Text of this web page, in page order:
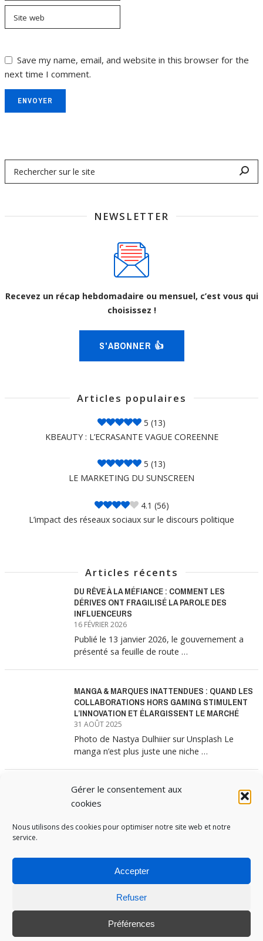
Gérer le consentement aux
cookies
Nous utilisons des cookies pour optimiser notre site web et notre
service.
Accepter
Refuser
Préférences
Site web
Save my name, email, and website in this browser for the
next time I comment.
ENVOYER
NEWSLETTER
Recevez un récap hebdomadaire ou mensuel, c’est vous qui
choisissez !
S'ABONNER 👍
Articles populaires
5 (13)
KBEAUTY : L’ECRASANTE VAGUE COREENNE
5 (13)
LE MARKETING DU SUNSCREEN
4.1 (56)
L’impact des réseaux sociaux sur le discours politique
Articles récents
DU RÊVE À LA MÉFIANCE : COMMENT LES
DÉRIVES ONT FRAGILISÉ LA PAROLE DES
INFLUENCEURS
16 FÉVRIER 2026
Publié le 13 janvier 2026, le gouvernement a
présenté sa feuille de route …
MANGA & MARQUES INATTENDUES : QUAND LES
COLLABORATIONS HORS GAMING STIMULENT
L’INNOVATION ET ÉLARGISSENT LE MARCHÉ
31 AOÛT 2025
Photo de Nastya Dulhiier sur Unsplash Le
manga n’est plus juste une niche …
MANGA & MARQUES : ANATOMIE D’UNE
ALLIANCE MARKETING GAGNANTE
Les interminables files d’attente devant les
MEDIA INSTITUTE
STRATÉGIE MARKETING & DIGITALE © TOUS DROITS RÉSERVÉS 2017-2025
-POLITIQUE DE COOKIES